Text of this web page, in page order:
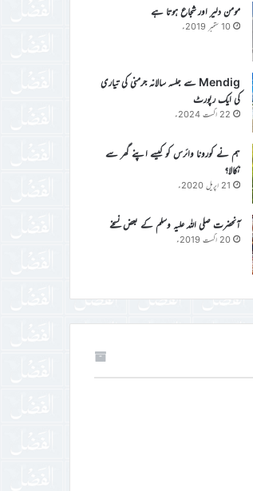
مومن دلیر اور شجاع ہوتا ہے
10 ستمبر 2019ء
Mendig سے جلسہ سالانہ جرمنی کی تیاری
کی ایک رپورٹ
22 اگست 2024ء
ہم نے کورونا وائرس کو کیسے اپنے گھر سے
نکالا؟
21 اپریل 2020ء
آنحضرت صلی اللہ علیہ وسلم کے بعض نسخے
20 اگست 2019ء